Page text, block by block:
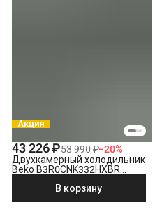
Акция
43 226 ₽53 990 ₽−20%
Двухкамерный холодильник
Beko B3R0CNK332HXBR
В корзину